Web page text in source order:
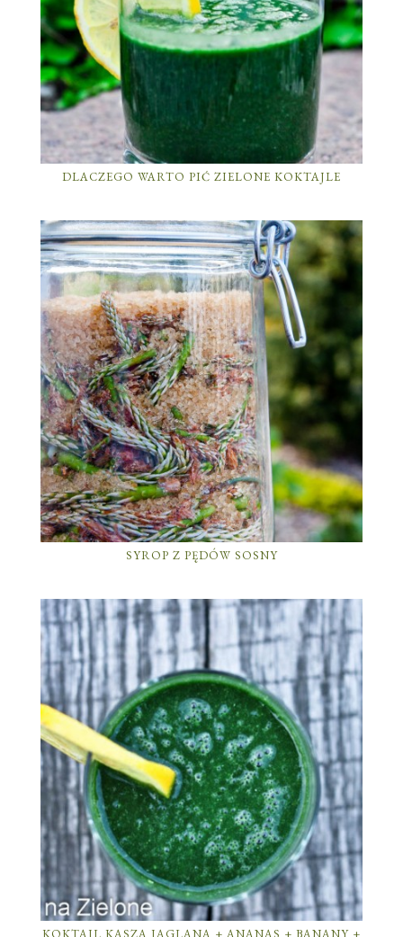
DLACZEGO WARTO PIĆ ZIELONE KOKTAJLE
SYROP Z PĘDÓW SOSNY
KOKTAJL KASZA JAGLANA + ANANAS + BANANY +